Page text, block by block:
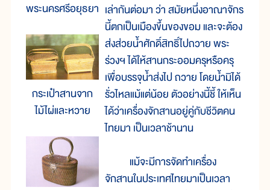
พระนครศรีอยุธยา
กระเป๋าสานจาก
ไม้ไผ่และหวาย
เล่ากันต่อมา ว่า สมัยหนึ่งอาณาจักร
นี้ตกเป็นเมืองขึ้นของขอม และจะต้อง
ส่งส่วยน้ำศักดิ์สิทธิ์ไปถวาย พระ
ร่วงฯ ได้ให้สานกระออมครุหรือครุ
เพื่อบรรจุน้ำส่งไป ถวาย โดยน้ำมิได้
รั่วไหลแม้แต่น้อย ตัวอย่างนี้ชี้ ให้เห็น
ได้ว่าเครื่องจักสานอยู่คู่กับชีวิตคน
ไทยมา เป็นเวลาช้านาน
แม้จะมีการจัดทำเครื่อง
จักสานในประเทศไทยมาเป็นเวลา